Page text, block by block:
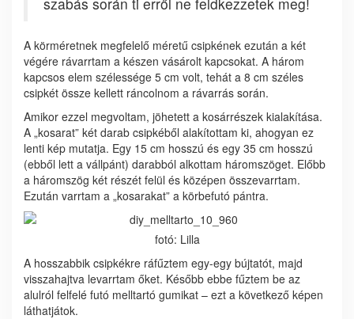
A körméretnek megfelelő méretű csipkének ezután a két
végére rávarrtam a készen vásárolt kapcsokat. A három
kapcsos elem szélessége 5 cm volt, tehát a 8 cm széles
csipkét össze kellett ráncolnom a rávarrás során.
Amikor ezzel megvoltam, jöhetett a kosárrészek kialakítása.
A „kosarat” két darab csipkéből alakítottam ki, ahogyan ez
lenti kép mutatja. Egy 15 cm hosszú és egy 35 cm hosszú
(ebből lett a vállpánt) darabból alkottam háromszöget. Előbb
a háromszög két részét felül és középen összevarrtam.
Ezután varrtam a „kosarakat” a körbefutó pántra.
fotó: Lilla
A hosszabbik csipkékre ráfűztem egy-egy bújtatót, majd
visszahajtva levarrtam őket. Később ebbe fűztem be az
alulról felfelé futó melltartó gumikat – ezt a következő képen
láthatjátok.